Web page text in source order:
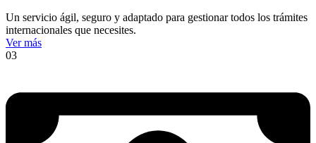
Un servicio ágil, seguro y adaptado para gestionar todos los trámites
internacionales que necesites.
Ver más
03